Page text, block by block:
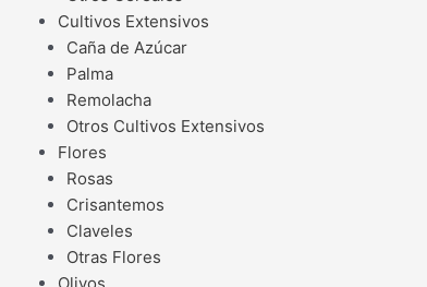
Cultivos Extensivos
Caña de Azúcar
Palma
Remolacha
Otros Cultivos Extensivos
Flores
Rosas
Crisantemos
Claveles
Otras Flores